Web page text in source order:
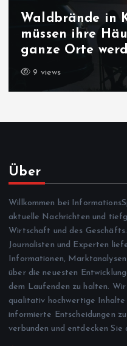
Bedrohung
Demokratie:
Sachsen-
8 views
Über
Willkommen bei
aktuelle Nachrichten und
Wirtschaft und des
Journalisten und Experten
Informationen,
über die neuesten
dem Laufenden zu halten.
qualitativ hochwertige Inhalte
informierte Entscheidungen
verbunden und entdecken